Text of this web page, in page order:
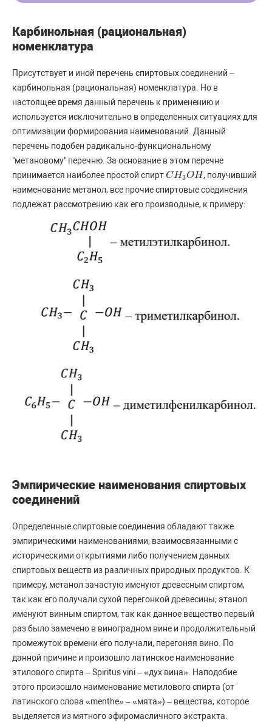
Карбинольная (рациональная)
номенклатура
Присутствует и иной перечень спиртовых соединений –
карбинольная (рациональная) номенклатура. Но в
настоящее время данный перечень к применению и
используется исключительно в определенных ситуациях для
оптимизации формирования наименований. Данный
перечень подобен радикально-функциональному
"метановому" перечню. За основание в этом перечне
принимается наиболее простой спиртCH3OH
CH3OH
, получивший
наименование метанол, все прочие спиртовые соединения
подлежат рассмотрению как его производные, к примеру:
Эмпирические наименования спиртовых
соединений
Определенные спиртовые соединения обладают также
эмпирическими наименованиями, взаимосвязанными с
историческими открытиями либо получением данных
спиртовых веществ из различных природных продуктов. К
примеру, метанол зачастую именуют древесным спиртом,
так как его получали сухой перегонкой древесины; этанол
именуют винным спиртом, так как данное вещество первый
раз было замечено в виноградном вине и продолжительный
промежуток времени его получали, перегоняя вино. По
данной причине и произошло латинское наименование
этилового спирта – Spiritus vini – «дух вина». Наподобие
этого произошло наименование метилового спирта (от
латинского слова «menthe» – «мята») – вещества, которое
выделяется из мятного эфиромасличного экстракта.